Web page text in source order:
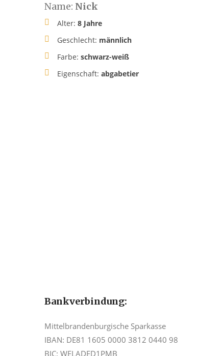
Name: Nick
Alter: 8 Jahre
Geschlecht: männlich
Farbe: schwarz-weiß
Eigenschaft: abgabetier
Bankverbindung:
Mittelbrandenburgische Sparkasse
IBAN: DE81 1605 0000 3812 0440 98
BIC: WELADED1PMB